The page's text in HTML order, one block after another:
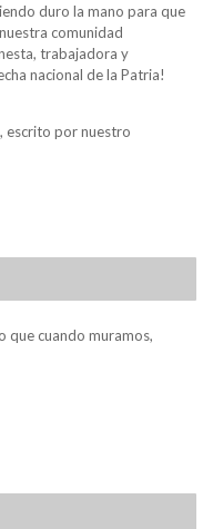
duro la mano para que
comunidad
trabajadora y
nacional de la Patria!
escrito por nuestro
que cuando muramos,